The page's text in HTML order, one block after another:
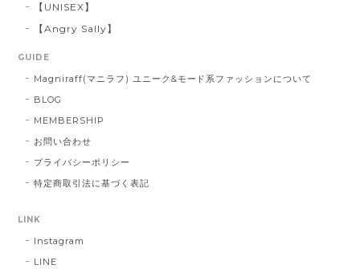
【UNISEX】
【Angry Sally】
GUIDE
Magniraff(マニラフ) ユニーク&モード系ファッションについて
BLOG
MEMBERSHIP
お問い合わせ
プライバシーポリシー
特定商取引法に基づく表記
LINK
Instagram
LINE